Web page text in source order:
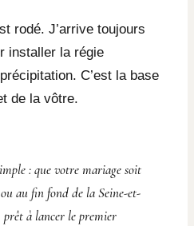
rodé. J’arrive toujours
installer la régie
C’est la base
de la vôtre.
: que votre mariage soit
au fin fond de la Seine-et-
à lancer le premier